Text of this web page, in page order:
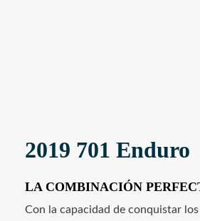
2019 701 Enduro
LA COMBINACIÓN
Con la capacidad de conquistar